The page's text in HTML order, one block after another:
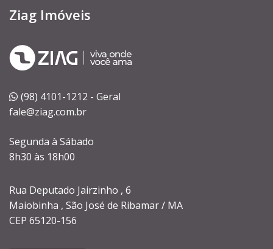
Ziag Imóveis
(98) 4101-1212 - Geral
fale@ziag.com.br
Segunda à Sábado
8h30 às 18h00
Rua Deputado Jairzinho , 6
Maiobinha , São José de Ribamar / MA
CEP 65120-156